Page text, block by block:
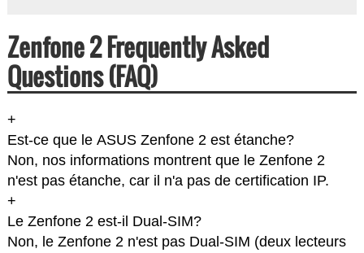
Zenfone 2 Frequently Asked
Questions (FAQ)
+
Est-ce que le ASUS Zenfone 2 est étanche?
Non, nos informations montrent que le Zenfone 2
n'est pas étanche, car il n'a pas de certification IP.
+
Le Zenfone 2 est-il Dual-SIM?
Non, le Zenfone 2 n'est pas Dual-SIM (deux lecteurs